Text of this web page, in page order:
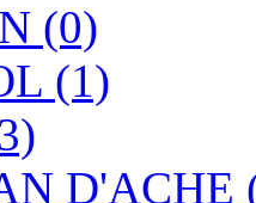
(0)
(1)
D'ACHE